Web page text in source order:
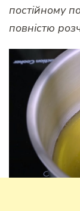
постійному
повністю